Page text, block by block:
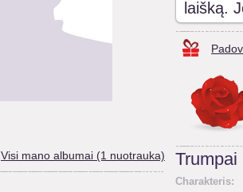
Visi mano albumai (1 nuotrauka)
laišką.
Trumpai
Charakteris: